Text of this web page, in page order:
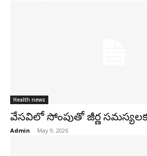
Health news
వేసవిలో సోంపుతో జీర్ణ
Admin - May 9, 2026